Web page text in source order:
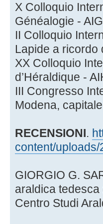
X Colloquio
Généalogie -
II Colloquio
Lapide a ricordo
XX Colloquio
d’Héraldique -
III Congresso
Modena,
RECENSIONI.
content/
GIORGIO G.
araldica tedesca
Centro Studi